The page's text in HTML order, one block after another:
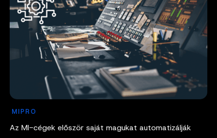
MIPRO
Az MI-cégek először saját magukat automatizálják